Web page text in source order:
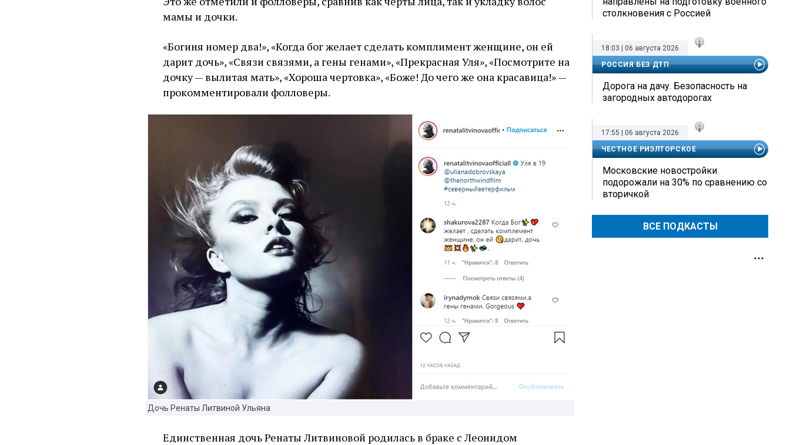
мамы и дочки.
«Богиня номер два!», «Когда бог желает сделать комплимент женщине, он ей
дарит дочь», «Связи связями, а гены генами», «Прекрасная Уля», «Посмотрите на
дочку — вылитая мать», «Хороша чертовка», «Боже! До чего же она красавица!» —
прокомментировали фолловеры.
Дочь Ренаты Литвиной Ульяна
Единственная дочь Ренаты Литвиновой родилась в браке с Леонидом
столкновения с Россией
18:03 | 06 августа 2026
РОССИЯ БЕЗ ДТП
Дорога на дачу. Безопасность на
загородных автодорогах
17:55 | 06 августа 2026
ЧЕСТНОЕ РИЭЛТОРСКОЕ
Московские новостройки
подорожали на 30% по сравнению со
вторичкой
ВСЕ ПОДКАСТЫ